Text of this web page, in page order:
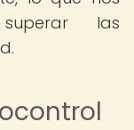
las